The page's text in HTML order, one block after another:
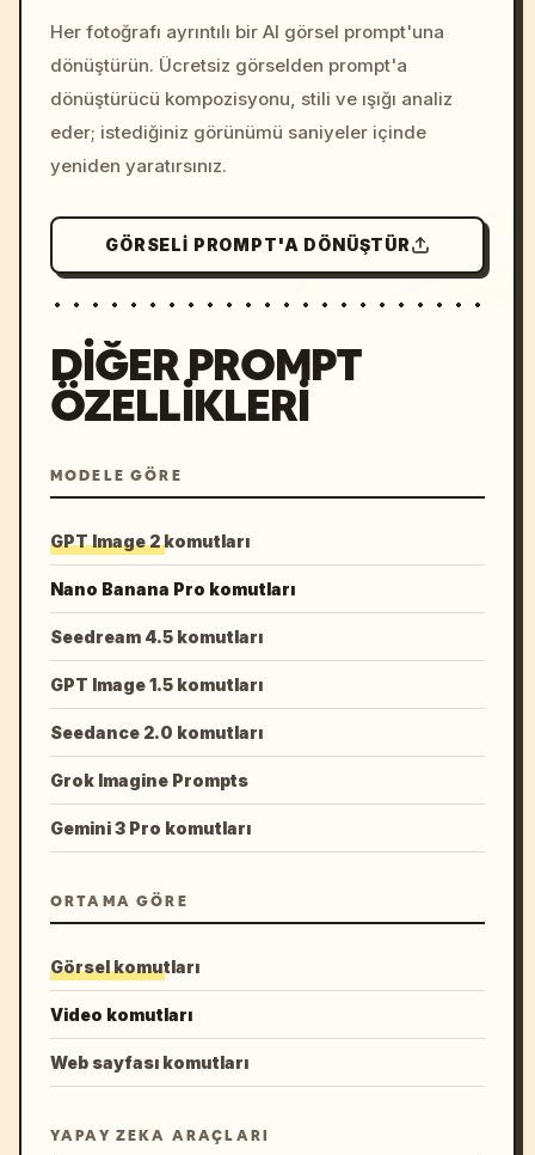
colors, 8k --v 6.0
Her fotoğrafı ayrıntılı bir AI görsel prompt'una
dönüştürün. Ücretsiz görselden prompt'a
dönüştürücü kompozisyonu, stili ve ışığı analiz
eder; istediğiniz görünümü saniyeler içinde
yeniden yaratırsınız.
GÖRSELI PROMPT'A DÖNÜŞTÜR
DIĞER PROMPT
ÖZELLIKLERI
MODELE GÖRE
GPT Image 2 komutları
Nano Banana Pro komutları
Seedream 4.5 komutları
GPT Image 1.5 komutları
Seedance 2.0 komutları
Grok Imagine Prompts
Gemini 3 Pro komutları
ORTAMA GÖRE
Görsel komutları
Video komutları
Web sayfası komutları
YAPAY ZEKA ARAÇLARI